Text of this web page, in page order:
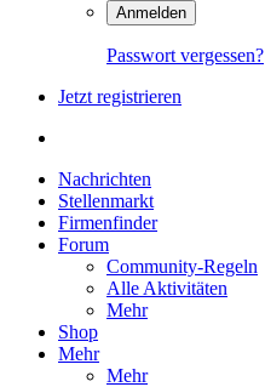
Anmelden
Passwort vergessen?
Jetzt registrieren
Nachrichten
Stellenmarkt
Firmenfinder
Forum
Community-Regeln
Alle Aktivitäten
Mehr
Shop
Mehr
Mehr